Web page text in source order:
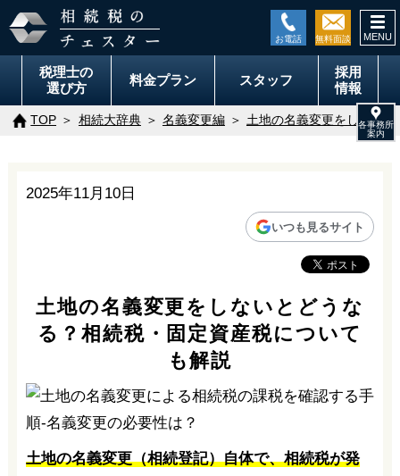
税理士の
選び方
料金プラン スタッフ
採用
情報
TOP 相続大辞典 名義変更編 土地の名義変更をしない
2025年11月10日
いつも見るサイト
土地の名義変更をしないとどうな
る？相続税・固定資産税について
も解説
土地の名義変更（相続登記）自体で、相続税が発